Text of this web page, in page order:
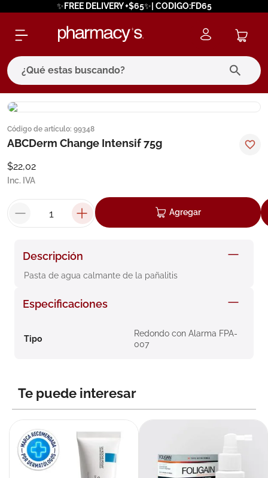
✨FREE DELIVERY +$65✨| CODIGO:FD65
¿Qué estas buscando?
Código de artículo: 99348
ABCDerm Change Intensif 75g
$22,02
Inc. IVA
Agregar
Descripción
Pasta de agua calmante de la pañalitis
Especificaciones
Tipo
Redondo con Alarma FPA-
007
Te puede interesar
términos más buscados
1. eucerin
cerave
7. megacistin
8. roche posay
9. isdin